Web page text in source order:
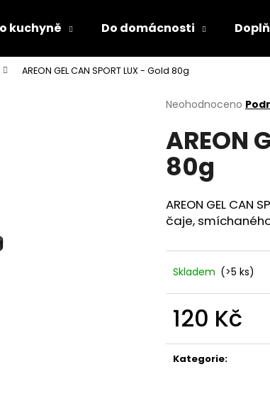
kuchyně Do domácnosti
AREON GEL CAN SPORT LUX - Gold 80g
Průměrné
produktu
je
0,0
z
hvězdiček.
Neohodnoceno
AREON
80g
AREON GEL
čaje,
Skladem (>5 ks)
120 Kč
cena:
Kategorie:
Co potřebujete najít?
HLEDAT
PROLOŽKY SADA 3 KUSY
Kč
LÁHEV